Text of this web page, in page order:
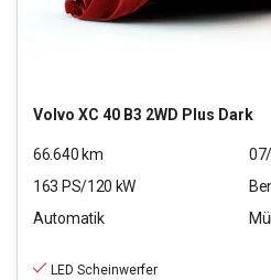
Volvo XC 40 B3 2WD Plus Dark
66.640 km
163 PS/120 kW
Automatik
LED Scheinwerfer